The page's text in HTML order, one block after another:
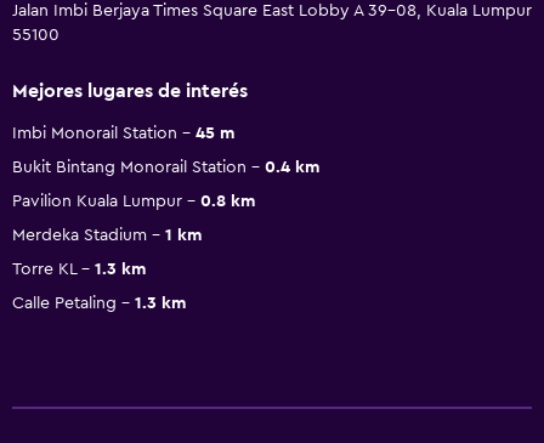
Jalan Imbi Berjaya Times Square East Lobby A 39-08, Kuala Lumpur
55100
Mejores lugares de interés
Imbi Monorail Station
45 m
Bukit Bintang Monorail Station
0.4 km
Pavilion Kuala Lumpur
0.8 km
Merdeka Stadium
1 km
Torre KL
1.3 km
Calle Petaling
1.3 km